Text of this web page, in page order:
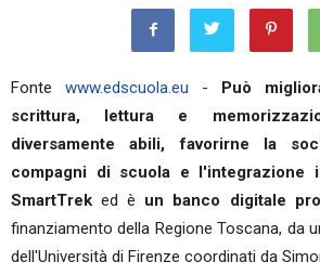
Fonte www.edscuola.eu - Può
scrittura, lettura e
diversamente abili, favorirne la
compagni di scuola e l'integrazione
SmartTrek ed è un banco digitale
finanziamento della Regione Toscana, da
dell'Università di Firenze coordinati da